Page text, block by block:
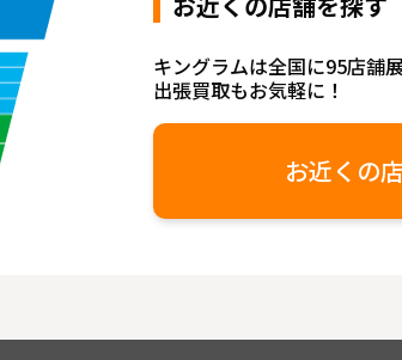
キングラムは全国に95店舗
出張買取もお気軽に！
お近くの